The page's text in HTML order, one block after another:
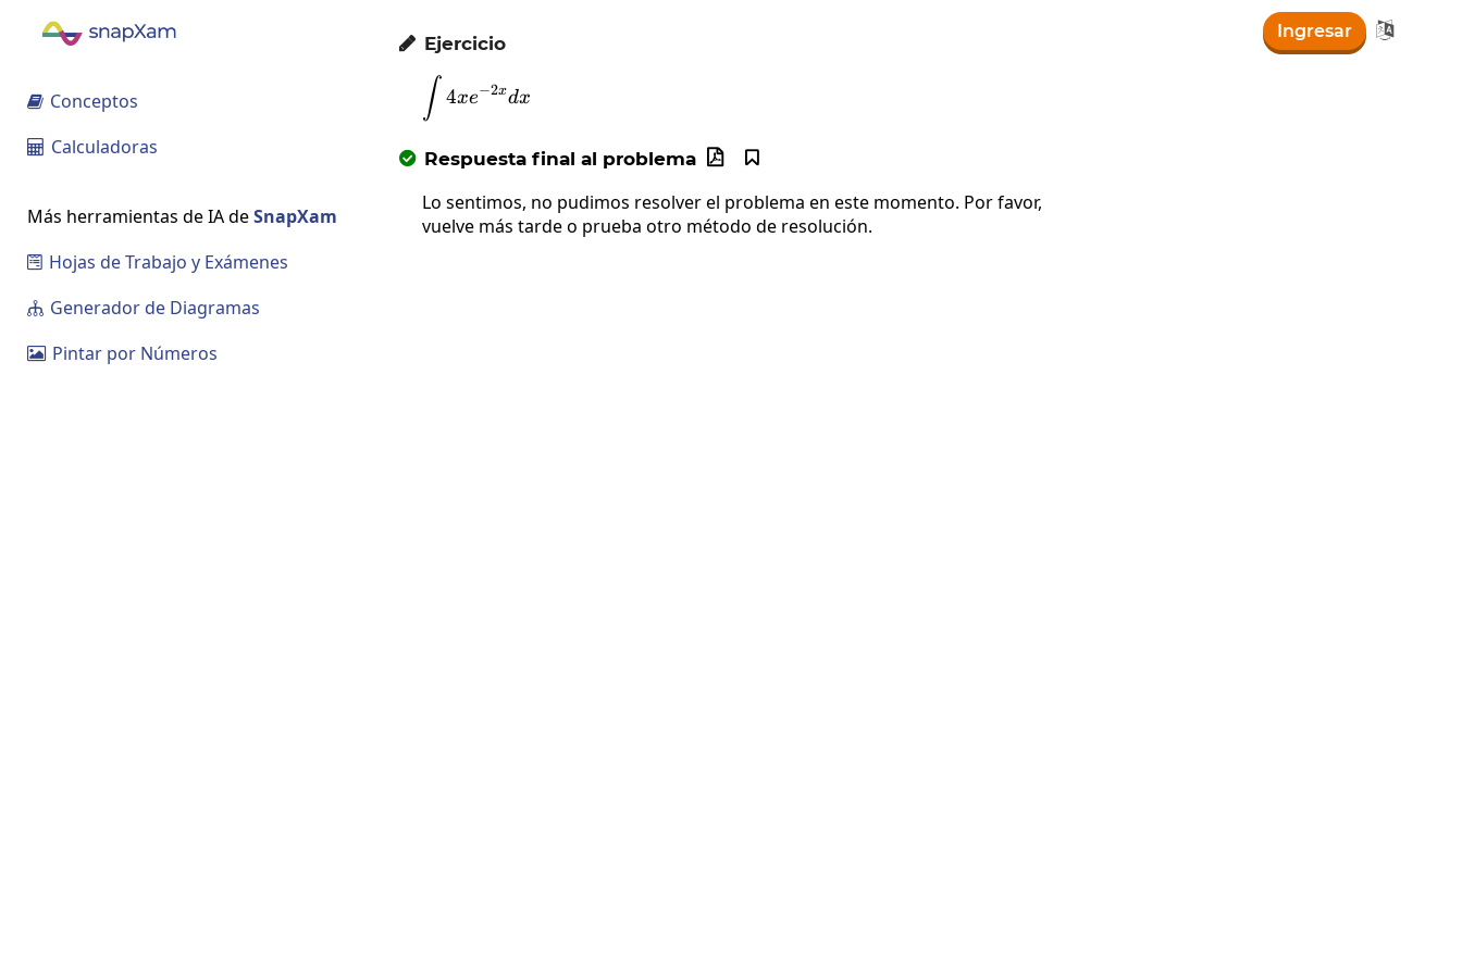
Ingresar 
 Conceptos
 Calculadoras
Más herramientas de IA deSnapXam
 Hojas de Trabajo y Exámenes
 Generador de Diagramas
 Pintar por Números
 Ejercicio
\int4xe^{-2x}dx
∫ 4xe−2xdx
 Respuesta final al problema 

Lo sentimos, no pudimos resolver el problema en este momento. Por favor,
vuelve más tarde o prueba otro método de resolución.